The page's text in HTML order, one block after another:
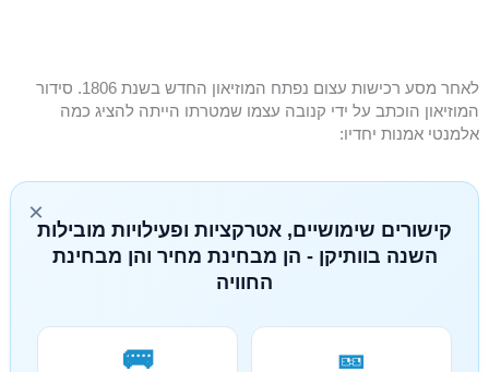
לאחר מסע רכישות עצום נפתח המוזיאון החדש בשנת 1806. סידור
המוזיאון הוכתב על ידי קנובה עצמו שמטרתו הייתה להציג כמה
אלמנטי אמנות יחדיו:
×
קישורים שימושיים, אטרקציות ופעילויות מובילות
השנה בוותיקן - הן מבחינת מחיר והן מבחינת
החוויה
🎫
🚌